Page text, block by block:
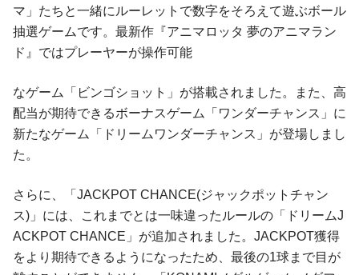
マ」たちと一緒にルーレットで数字をそろえて遊ぶボール
抽選ゲームです。最新作『アニマロッタ 夢のアニマラン
ド』ではプレーヤーが操作可能
なゲーム「ビンゴショット」が搭載されました。また、高
配当が期待できるボーナスゲーム「ワンダーチャンス」に
新たなゲーム「ドリームワンダーチャンス」が登場しまし
た。
さらに、「JACKPOT CHANCE(ジャックポットチャン
ス)」には、これまでとは一味違ったルールの「ドリームJ
ACKPOT CHANCE」が追加されました。JACKPOT獲得
をより期待できるようになったため、最後の1球まで目が